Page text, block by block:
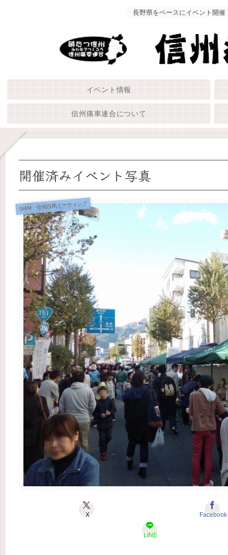
長野県をベースにイベント開
イベント情報
信州痛車連合について
開催済みイベント写真
SHIM 信州白馬ミーティング
X Facebook
LINE